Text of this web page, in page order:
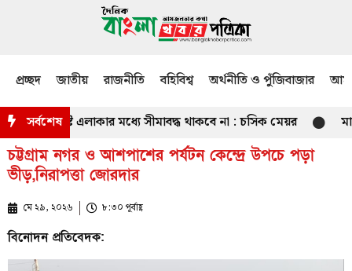
প্রচ্ছদ জাতীয় রাজনীতি বহিবিশ্ব অর্থনীতি ও পুঁজিবাজার
সর্বশেষ
এলাকার মধ্যে সীমাবদ্ধ থাকবে না : চসিক মেয়র মাগুরায়
চট্টগ্রাম নগর ও আশপাশের পর্যটন কেন্দ্রে উপচে পড়া
ভীড়,নিরাপত্তা জোরদার
মে ২৯, ২০২৬ ৮:৩০ পূর্বাহ্ণ
বিনোদন প্রতিবেদক: